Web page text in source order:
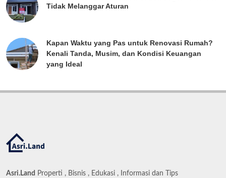
Tidak Melanggar Aturan
Kapan Waktu yang Pas untuk Renovasi Rumah?
Kenali Tanda, Musim, dan Kondisi Keuangan
yang Ideal
Asri.Land Properti , Bisnis , Edukasi , Informasi dan Tips